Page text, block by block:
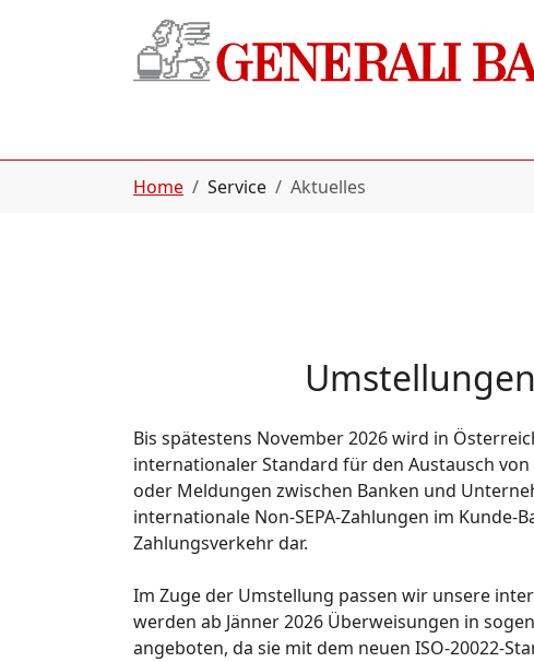
Home Service Aktuelles
Bis spätestens November 2026 wird in
internationaler Standard für den Austausch
oder Meldungen zwischen Banken und
internationale Non-SEPA-Zahlungen im
Zahlungsverkehr dar.
Im Zuge der Umstellung passen wir unsere
werden ab Jänner 2026 Überweisungen in
angeboten, da sie mit dem neuen ISO-20022-